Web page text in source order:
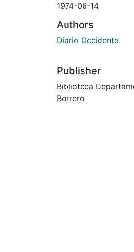
1974-06-14
Authors
Diario Occidente
Publisher
Biblioteca
Borrero